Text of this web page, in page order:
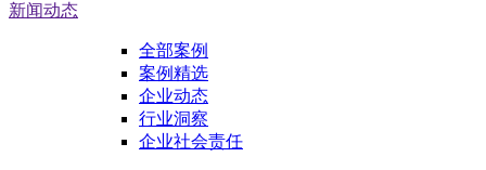
新闻动态
全部案例
案例精选
企业动态
行业洞察
企业社会责任